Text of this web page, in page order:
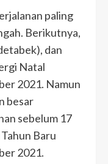
paling
Berikutnya,
dan
Natal
2021. Namun
besar
sebelum 17
Baru
2021.